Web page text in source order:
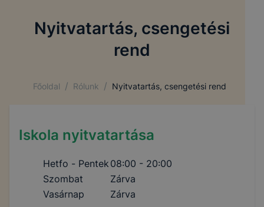
Nyitvatartás, csengetési
rend
Főoldal / Rólunk / Nyitvatartás, csengetési rend
Iskola nyitvatartása
Hetfo - Pentek 08:00 - 20:00
Szombat
Zárva
Vasárnap
Zárva